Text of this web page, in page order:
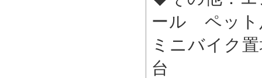
ール ペット
ミニバイク
台